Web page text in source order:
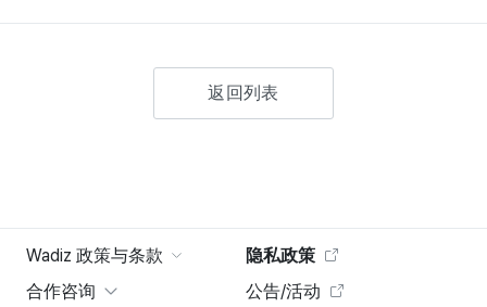
返回列表
Wadiz 政策与条款
隐私政策
合作咨询
公告/活动